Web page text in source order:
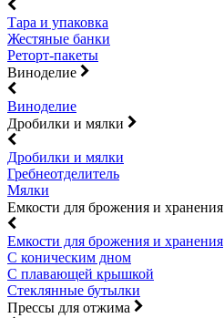
Тара и упаковка
Жестяные банки
Реторт-пакеты
Виноделие
Виноделие
Дробилки и мялки
Дробилки и мялки
Гребнеотделитель
Мялки
Емкости для брожения и хранения
Емкости для брожения и хранения
С коническим дном
С плавающей крышкой
Стеклянные бутылки
Прессы для отжима